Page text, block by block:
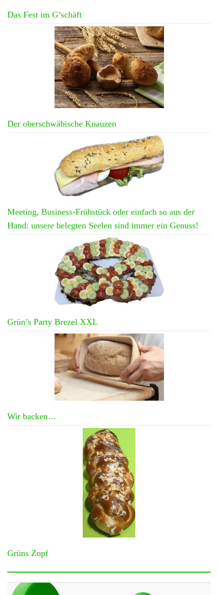
Das Fest im G’schäft
Der oberschwäbische Knauzen
Meeting, Business-Frühstück oder einfach so aus der
Hand: unsere belegten Seelen sind immer ein Genuss!
Grün’s Party Brezel XXL
Wir backen…
Grüns Zopf